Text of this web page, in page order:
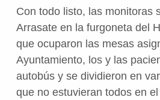
Con todo listo, las monitoras
Arrasate en la furgoneta del
que ocuparon las mesas
Ayuntamiento, los y las
autobús y se dividieron en
que no estuvieran todos en